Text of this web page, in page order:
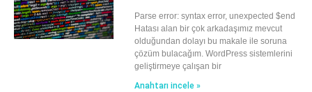
Parse error: syntax error, unexpected $end
Hatası alan bir çok arkadaşımız mevcut
olduğundan dolayı bu makale ile soruna
çözüm bulacağım. WordPress sistemlerini
geliştirmeye çalışan bir
Anahtarı incele »